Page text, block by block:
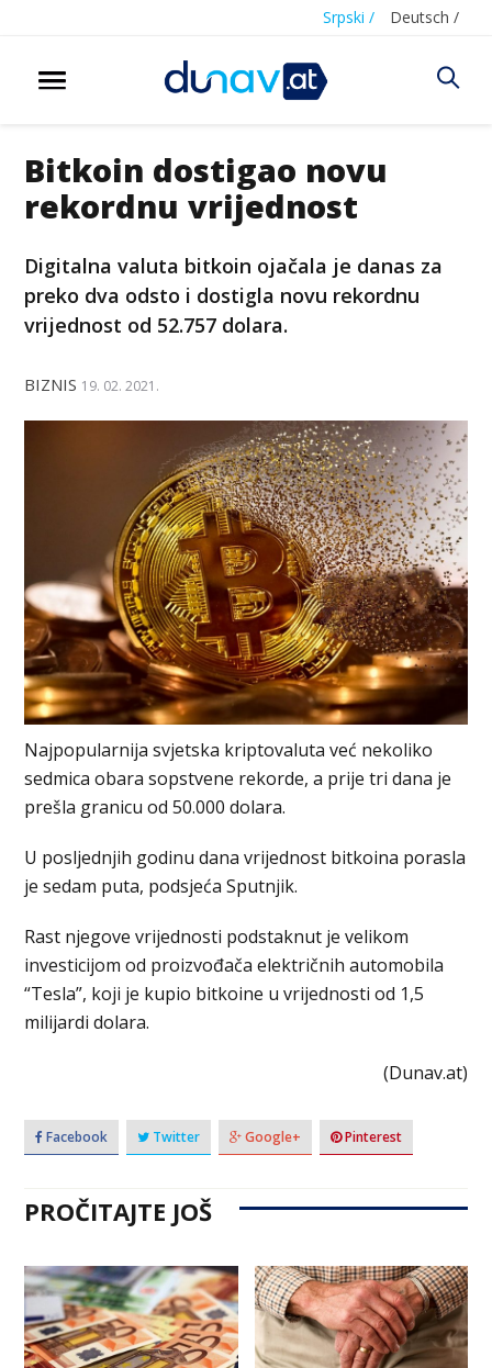
Srpski / Deutsch /
Bitkoin dostigao novu
rekordnu vrijednost
Digitalna valuta bitkoin ojačala je danas za
preko dva odsto i dostigla novu rekordnu
vrijednost od 52.757 dolara.
BIZNIS 19. 02. 2021.
Najpopularnija svjetska kriptovaluta već nekoliko
sedmica obara sopstvene rekorde, a prije tri dana je
prešla granicu od 50.000 dolara.
U posljednjih godinu dana vrijednost bitkoina porasla
je sedam puta, podsjeća Sputnjik.
Rast njegove vrijednosti podstaknut je velikom
investicijom od proizvođača električnih automobila
“Tesla”, koji je kupio bitkoine u vrijednosti od 1,5
milijardi dolara.
(Dunav.at)
Facebook Twitter Google+ Pinterest
PROČITAJTE JOŠ